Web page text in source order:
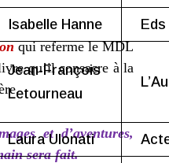
qui referme le MDL
qu’il consacre à la
et d’aventures,
sera fait.
Isabelle Hanne
Jean-François
Letourneau
Laura Ulonati